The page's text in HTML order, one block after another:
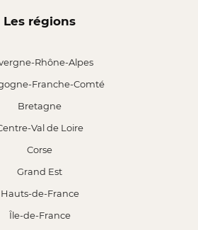
Les régions
Rhône-Alpes
Franche-Comté
Bretagne
Val de Loire
Corse
Grand Est
Hauts-de-France
Île-de-France